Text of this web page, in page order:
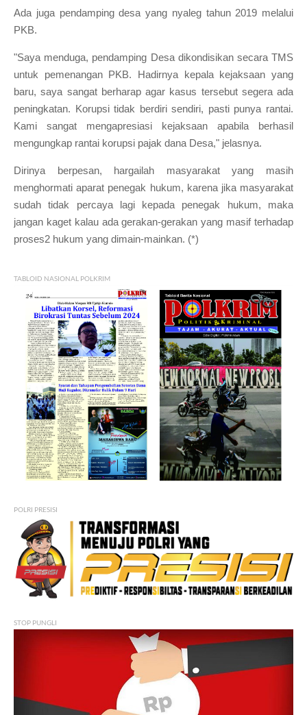
Ada juga pendamping desa yang nyaleg tahun 2019 melalui
PKB.
"Saya menduga, pendamping Desa dikondisikan secara TMS
untuk pemenangan PKB. Hadirnya kepala kejaksaan yang
baru, saya sangat berharap agar kasus tersebut segera ada
peningkatan. Korupsi tidak berdiri sendiri, pasti punya rantai.
Kami sangat mengapresiasi kejaksaan apabila berhasil
mengungkap rantai korupsi pajak dana Desa," jelasnya.
Dirinya berpesan, hargailah masyarakat yang masih
menghormati aparat penegak hukum, karena jika masyarakat
sudah tidak percaya lagi kepada penegak hukum, maka
jangan kaget kalau ada gerakan-gerakan yang masif terhadap
proses2 hukum yang dimain-mainkan. (*)
TABLOID NASIONAL POLKRIM
POLRI PRESISI
STOP PUNGLI